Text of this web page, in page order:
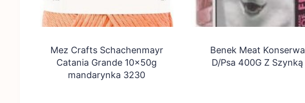
Mez Crafts Schachenmayr
Catania Grande 10x50g
mandarynka 3230
Benek Meat Konserwa
D/Psa 400G Z Szynką